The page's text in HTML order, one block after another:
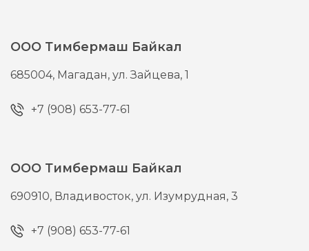
ООО Тимбермаш Байкал
685004, Магадан,ул. Зайцева, 1
+7 (908) 653-77-61
ООО Тимбермаш Байкал
690910, Владивосток,ул. Изумрудная, 3
+7 (908) 653-77-61